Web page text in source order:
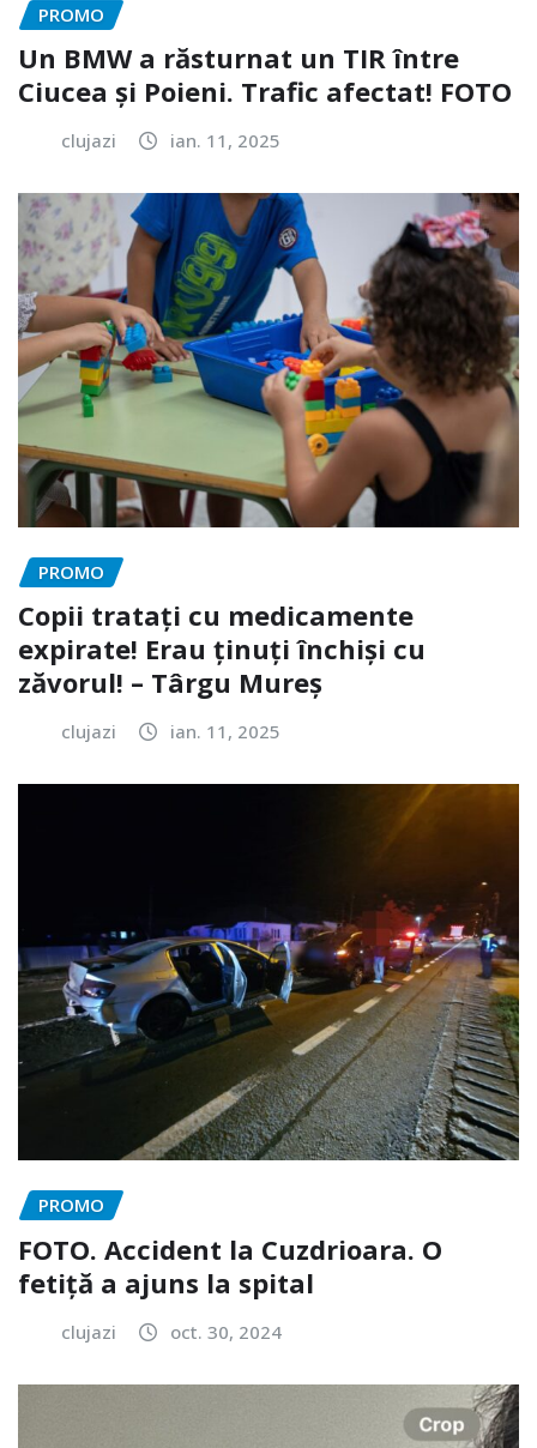
PROMO
Un BMW a răsturnat un TIR între
Ciucea și Poieni. Trafic afectat! FOTO
clujazi ian. 11, 2025
PROMO
Copii tratați cu medicamente
expirate! Erau ținuți închiși cu
zăvorul! – Târgu Mureș
clujazi ian. 11, 2025
PROMO
FOTO. Accident la Cuzdrioara. O
fetiță a ajuns la spital
clujazi oct. 30, 2024